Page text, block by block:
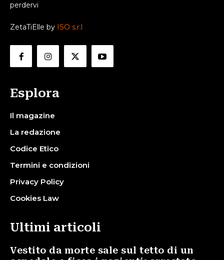
perdervi
ZetaTiElle by ISO s.r.l
Esplora
Il magazine
La redazione
Codice Etico
Termini e condizioni
Privacy Policy
Cookies Law
Ultimi articoli
Vestito da morte sale sul tetto di un